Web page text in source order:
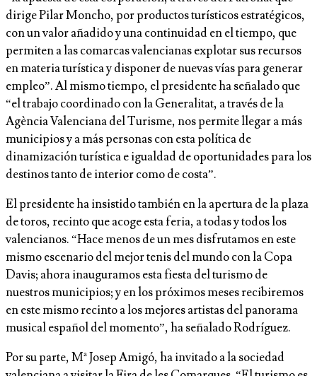
dirige Pilar Moncho, por productos turísticos estratégicos,
con un valor añadido y una continuidad en el tiempo, que
permiten a las comarcas valencianas explotar sus recursos
en materia turística y disponer de nuevas vías para generar
empleo”. Al mismo tiempo, el presidente ha señalado que
“el trabajo coordinado con la Generalitat, a través de la
Agència Valenciana del Turisme, nos permite llegar a más
municipios y a más personas con esta política de
dinamización turística e igualdad de oportunidades para los
destinos tanto de interior como de costa”.
El presidente ha insistido también en la apertura de la plaza
de toros, recinto que acoge esta feria, a todas y todos los
valencianos. “Hace menos de un mes disfrutamos en este
mismo escenario del mejor tenis del mundo con la Copa
Davis; ahora inauguramos esta fiesta del turismo de
nuestros municipios; y en los próximos meses recibiremos
en este mismo recinto a los mejores artistas del panorama
musical español del momento”, ha señalado Rodríguez.
Por su parte, Mª Josep Amigó, ha invitado a la sociedad